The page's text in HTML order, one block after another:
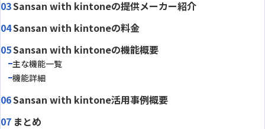
Sansan with kintoneの提供メーカー紹介
Sansan with kintoneの料金
Sansan with kintoneの機能概要
主な機能一覧
機能詳細
Sansan with kintone活用事例概要
まとめ